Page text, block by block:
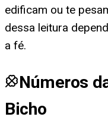
edificam ou te
dessa leitura
a fé.
Números
Bicho